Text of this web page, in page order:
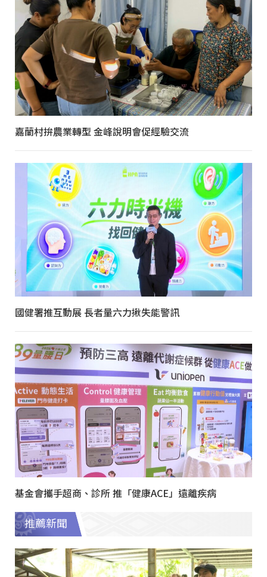
嘉蘭村拚農業轉型 金峰說明會促經驗交流
國健署推互動展 長者量六力揪失能警訊
基金會攜手超商、診所 推「健康ACE」遠離疾病
推薦新聞